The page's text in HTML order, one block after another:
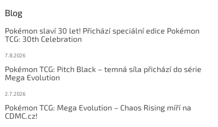
Blog
Pokémon slaví 30 let! Přichází speciální edice Pokémon
TCG: 30th Celebration
7.8.2026
Pokémon TCG: Pitch Black – temná síla přichází do série
Mega Evolution
2.7.2026
Pokémon TCG: Mega Evolution – Chaos Rising míří na
CDMC.cz!